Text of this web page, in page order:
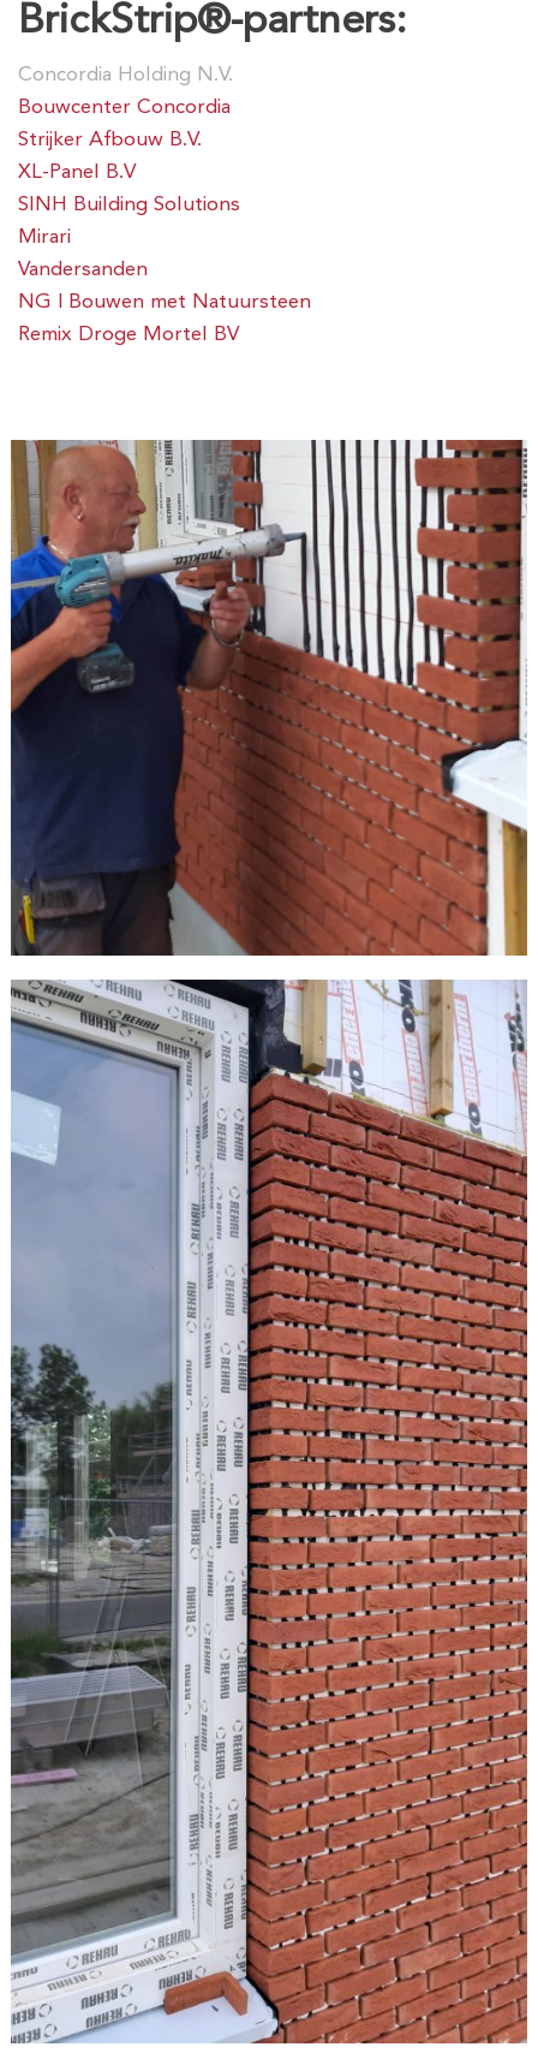
BrickStrip®-partners:
Concordia Holding N.V.
Bouwcenter Concordia
Strijker Afbouw B.V.
XL-Panel B.V
SINH Building Solutions
Mirari
Vandersanden
NG | Bouwen met Natuursteen
Remix Droge Mortel BV